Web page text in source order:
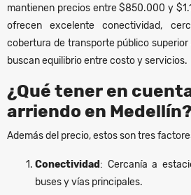
mantienen precios entre $850.000 y
ofrecen excelente conectividad,
cobertura de transporte público superior
buscan equilibrio entre costo y servicios.
¿Qué tener en
arriendo en Medellín?
Además del precio, estos son tres
Conectividad : Cercanía a
buses y vías principales.